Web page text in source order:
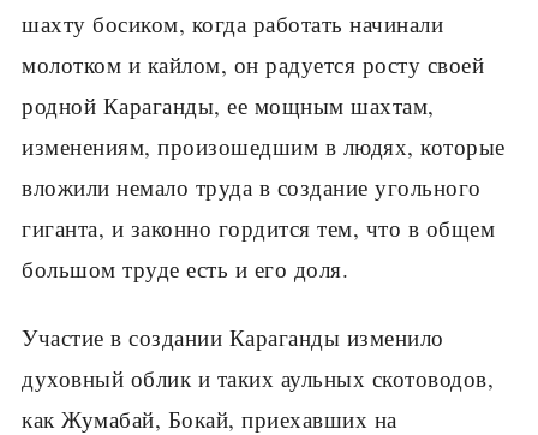
шахту босиком, когда работать начинали
молотком и кайлом, он радуется росту своей
родной Караганды, ее мощным шахтам,
изменениям, произошедшим в людях, которые
вложили немало труда в создание угольного
гиганта, и законно гордится тем, что в общем
большом труде есть и его доля.
Участие в создании Караганды изменило
духовный облик и таких аульных скотоводов,
как Жумабай, Бокай, приехавших на